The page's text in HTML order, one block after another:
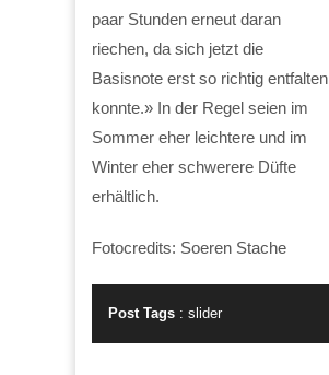
paar Stunden erneut daran
riechen, da sich jetzt die
Basisnote erst so richtig entfalten
konnte.» In der Regel seien im
Sommer eher leichtere und im
Winter eher schwerere Düfte
erhältlich.
Fotocredits: Soeren Stache
Post Tags : slider